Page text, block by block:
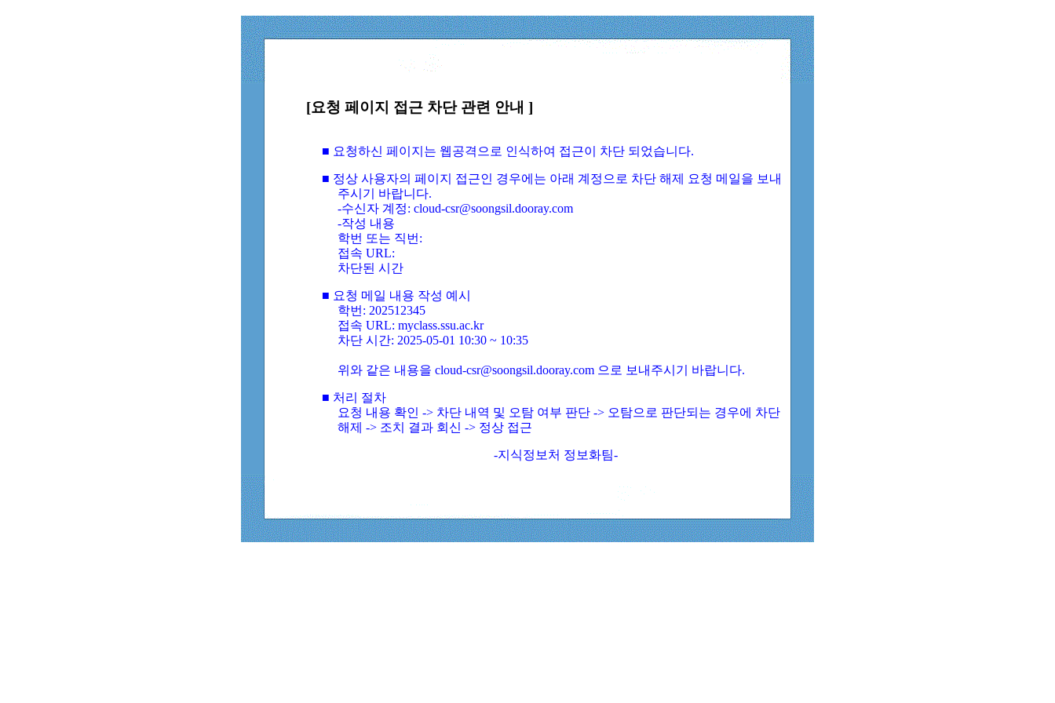
[요청 페이지 접근 차단 관련 안내 ]
■ 요청하신 페이지는 웹공격으로 인식하여 접근이 차단 되었습니다.
■ 정상 사용자의 페이지 접근인 경우에는 아래 계정으로 차단 해제 요청 메일을 보내
주시기 바랍니다.
-수신자 계정: cloud-csr@soongsil.dooray.com
-작성 내용
학번 또는 직번:
접속 URL:
차단된 시간
■ 요청 메일 내용 작성 예시
학번: 202512345
접속 URL: myclass.ssu.ac.kr
차단 시간: 2025-05-01 10:30 ~ 10:35
위와 같은 내용을 cloud-csr@soongsil.dooray.com 으로 보내주시기 바랍니다.
■ 처리 절차
요청 내용 확인 -> 차단 내역 및 오탐 여부 판단 -> 오탐으로 판단되는 경우에 차단
해제 -> 조치 결과 회신 -> 정상 접근
-지식정보처 정보화팀-